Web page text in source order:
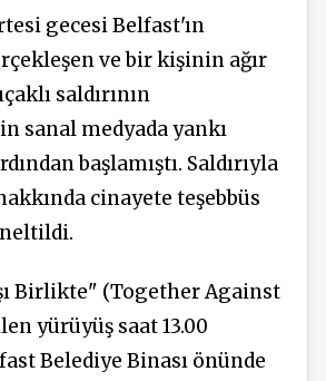
gecesi Belfast'ın
ve bir kişinin ağır
saldırının
sanal medyada yankı
başlamıştı. Saldırıyla
cinayete teşebbüs
Birlikte" (Together Against
yürüyüş saat 13.00
Belediye Binası önünde